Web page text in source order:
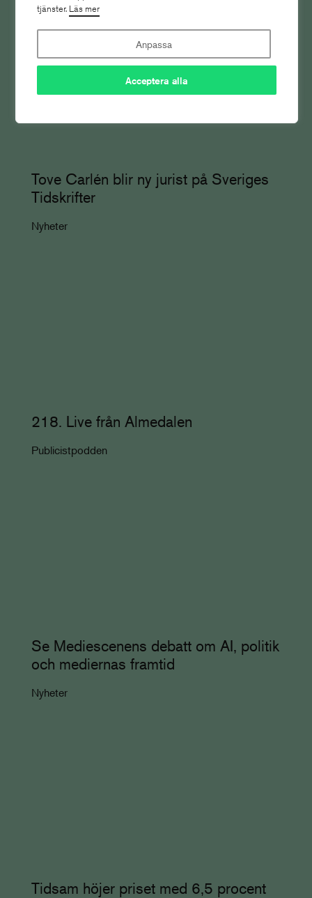
tjänster. Läs mer
Anpassa
Acceptera alla
Tove Carlén blir ny jurist på Sveriges
Tidskrifter
Nyheter
218. Live från Almedalen
Publicistpodden
Se Mediescenens debatt om AI, politik
och mediernas framtid
Nyheter
Tidsam höjer priset med 6,5 procent